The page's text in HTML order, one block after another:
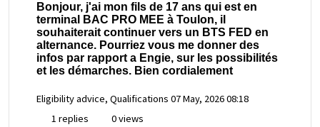
Bonjour, j'ai mon fils de 17 ans qui est en
terminal BAC PRO MEE à Toulon, il
souhaiterait continuer vers un BTS FED en
alternance. Pourriez vous me donner des
infos par rapport a Engie, sur les possibilités
et les démarches. Bien cordialement
Eligibility advice, Qualifications 07 May, 2026 08:18
1 replies
0 views